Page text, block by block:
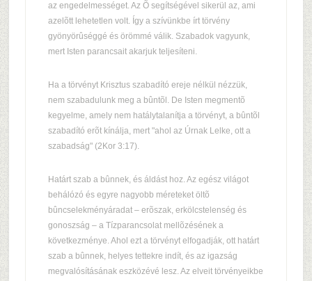
az engedelmességet. Az Õ segítségével sikerül az, ami
azelõtt lehetetlen volt. Így a szívünkbe írt törvény
gyönyörûséggé és örömmé válik. Szabadok vagyunk,
mert Isten parancsait akarjuk teljesíteni.
Ha a törvényt Krisztus szabadító ereje nélkül nézzük,
nem szabadulunk meg a bûntõl. De Isten megmentõ
kegyelme, amely nem hatálytalanítja a törvényt, a bûntõl
szabadító erõt kínálja, mert "ahol az Úrnak Lelke, ott a
szabadság" (2Kor 3:17).
Határt szab a bûnnek, és áldást hoz. Az egész világot
behálózó és egyre nagyobb méreteket öltõ
bûncselekményáradat – erõszak, erkölcstelenség és
gonoszság – a Tízparancsolat mellõzésének a
következménye. Ahol ezt a törvényt elfogadják, ott határt
szab a bûnnek, helyes tettekre indít, és az igazság
megvalósításának eszközévé lesz. Az elveit törvényeikbe